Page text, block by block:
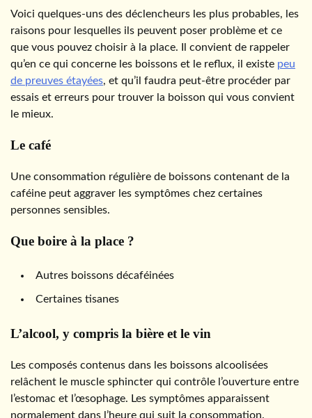
Voici quelques-uns des déclencheurs les plus probables, les
raisons pour lesquelles ils peuvent poser problème et ce
que vous pouvez choisir à la place. Il convient de rappeler
qu’en ce qui concerne les boissons et le reflux, il existe peu
de preuves étayées, et qu’il faudra peut-être procéder par
essais et erreurs pour trouver la boisson qui vous convient
le mieux.
Le café
Une consommation régulière de boissons contenant de la
caféine peut aggraver les symptômes chez certaines
personnes sensibles.
Que boire à la place ?
Autres boissons décaféinées
Certaines tisanes
L’alcool, y compris la bière et le vin
Les composés contenus dans les boissons alcoolisées
relâchent le muscle sphincter qui contrôle l’ouverture entre
l’estomac et l’œsophage. Les symptômes apparaissent
normalement dans l’heure qui suit la consommation.